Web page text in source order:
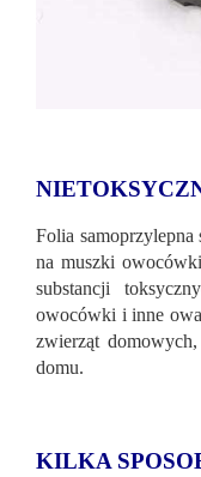
Folia samoprzylepna
na muszki
substancji
owocówki i inne
zwierząt
domu.
KILKA